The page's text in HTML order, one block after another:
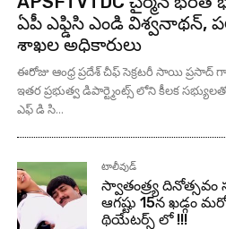
ఏపీ ఎఫ్డిసి ఎండి విశ్వనాథన్,
శాఖల అధికారులు
ఈరోజు ఆంధ్ర ప్రదేశ్ చీఫ్ సెక్రటరీ సాయి ప్రసాద్
ఇతర ప్రభుత్వ డిపార్ట్మెంట్స్ లోని కీలక సభ్యులతో
ఎఫ్ డి సి...
టాలీవుడ్
స్వాతంత్ర్య దినోత్సవం
ఆగష్టు 15న ఖడ్గం
థియేటర్స్ లో !!!